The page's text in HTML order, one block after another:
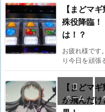
【まどマ
殊役降臨！
は！？
お疲れ様です
り今日を頑張
【まどマ
が飛んだ

ホーム